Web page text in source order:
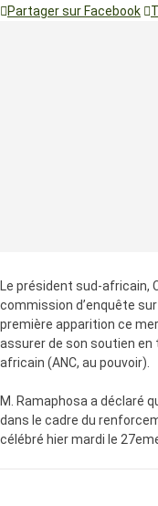
Partager sur Facebook
Le président sud-africain,
commission d’enquête
première apparition ce
assurer de son soutien en
africain (ANC, au pouvoir).
M. Ramaphosa a déclaré
dans le cadre du
célébré hier mardi le